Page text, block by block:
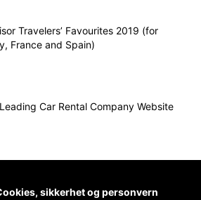
Travelers’ Favourites 2019 (for
France and Spain)
Car Rental Company Website
sikkerhet og personvern